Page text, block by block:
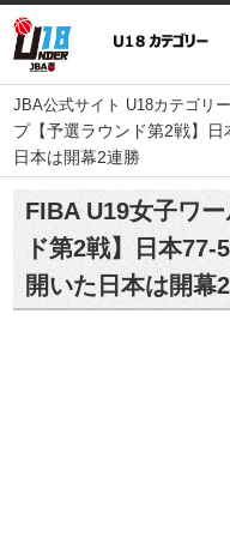
JBA公式サイト U18カテゴリー
プ【予選ラウンド第2戦】
日本は開幕2連勝
FIBA U19女子ワ
ド第2戦】日本
開いた日本は開幕